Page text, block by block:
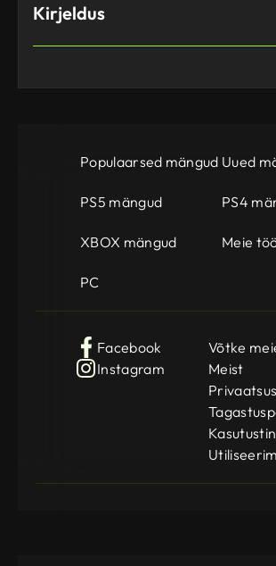
Kirjeldus
Populaarsed mängud Uued
PS5 mängud PS4
XBOX mängud Meie
PC
Facebook
Instagram
Võtke
Meist